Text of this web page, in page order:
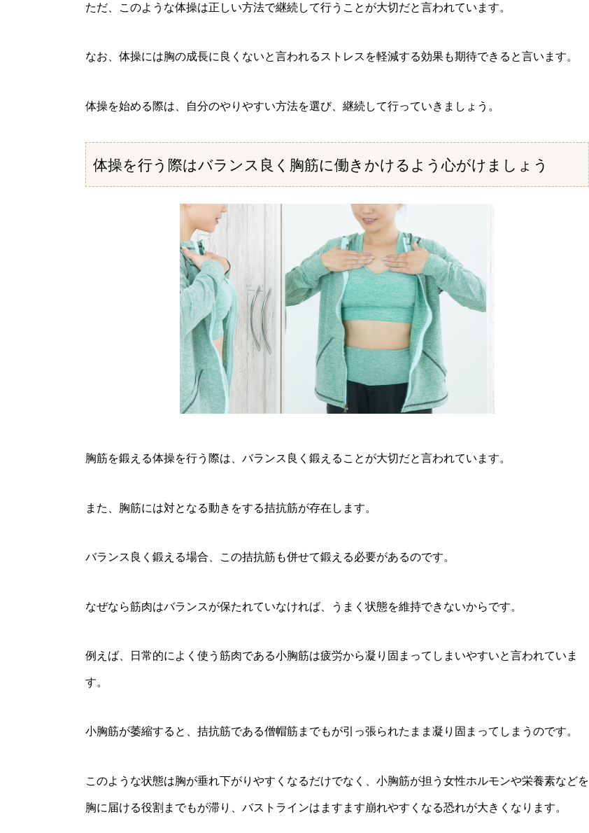
ただ、このような体操は正しい方法で継続して行うことが大切だと言われています。
なお、体操には胸の成長に良くないと言われるストレスを軽減する効果も期待できると言います。
体操を始める際は、自分のやりやすい方法を選び、継続して行っていきましょう。
体操を行う際はバランス良く胸筋に働きかけるよう心がけましょう
胸筋を鍛える体操を行う際は、バランス良く鍛えることが大切だと言われています。
また、胸筋には対となる動きをする拮抗筋が存在します。
バランス良く鍛える場合、この拮抗筋も併せて鍛える必要があるのです。
なぜなら筋肉はバランスが保たれていなければ、うまく状態を維持できないからです。
例えば、日常的によく使う筋肉である小胸筋は疲労から凝り固まってしまいやすいと言われていま
す。
小胸筋が萎縮すると、拮抗筋である僧帽筋までもが引っ張られたまま凝り固まってしまうのです。
このような状態は胸が垂れ下がりやすくなるだけでなく、小胸筋が担う女性ホルモンや栄養素などを
胸に届ける役割までもが滞り、バストラインはますます崩れやすくなる恐れが大きくなります。